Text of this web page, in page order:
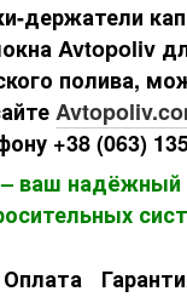
держатели
Avtopoliv
полива,
+38 (063)
ваш надёжный
Оплата